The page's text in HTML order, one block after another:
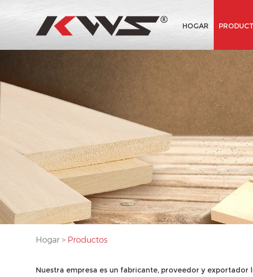
HOGAR
Hogar > Productos
Nuestra empresa es un fabricante, proveedor y exportador